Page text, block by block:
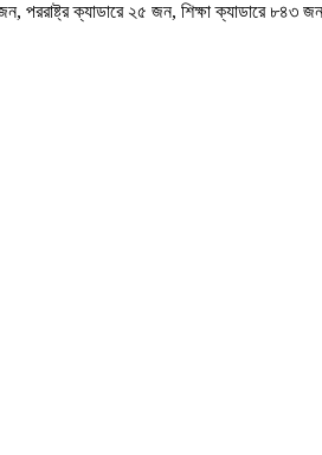
পররাষ্ট্র ক্যাডারে ২৫ জন, শিক্ষা ক্যাডারে